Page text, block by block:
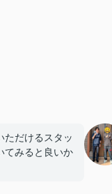
ただけるスタッ
てみると良いか